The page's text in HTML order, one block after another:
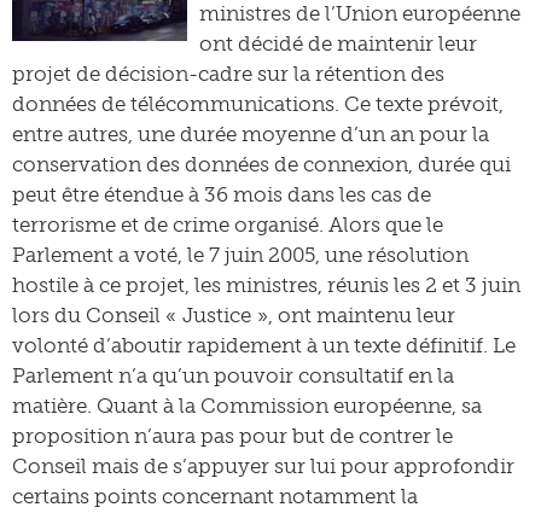
ministres de l’Union européenne
ont décidé de maintenir leur
projet de décision-cadre sur la rétention des
données de télécommunications. Ce texte prévoit,
entre autres, une durée moyenne d’un an pour la
conservation des données de connexion, durée qui
peut être étendue à 36 mois dans les cas de
terrorisme et de crime organisé. Alors que le
Parlement a voté, le 7 juin 2005, une résolution
hostile à ce projet, les ministres, réunis les 2 et 3 juin
lors du Conseil « Justice », ont maintenu leur
volonté d’aboutir rapidement à un texte définitif. Le
Parlement n’a qu’un pouvoir consultatif en la
matière. Quant à la Commission européenne, sa
proposition n’aura pas pour but de contrer le
Conseil mais de s’appuyer sur lui pour approfondir
certains points concernant notamment la